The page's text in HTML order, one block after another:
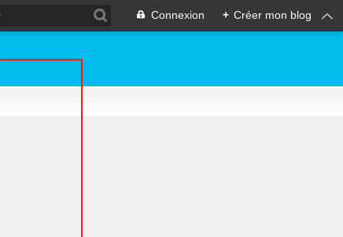
Connexion + Créer mon blog